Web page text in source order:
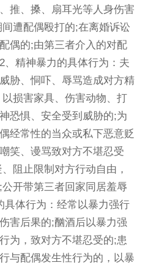
推、搡、扇耳光等人身伤害
遭配偶殴打的;在离婚诉讼
偶的;由第三者介入的对配
精神暴力的具体行为：夫
胁、恫吓、辱骂造成对方精
损害家具、伤害动物、打
恐惧、安全受到威胁的;为
经常性的当众或私下恶意贬
笑、谩骂致对方不堪忍受
阻止限制对方行动自由，
开带第三者回家同居羞辱
体行为：经常以暴力强行
害后果的;酗酒后以暴力强
为，致对方不堪忍受的;患
与配偶发生性行为的，以暴